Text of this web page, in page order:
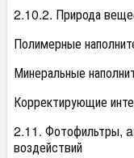
2.10.2. Природа
Полимерные
Минеральные
Корректирующие
2.11. Фотофильтры,
воздействий